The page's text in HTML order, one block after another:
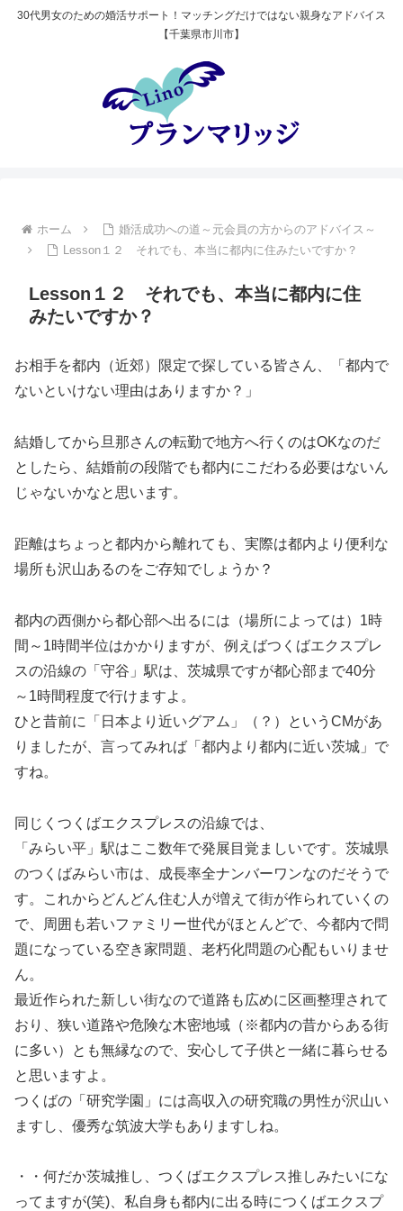
30代男女のための婚活サポート！マッチングだけではない親身なアドバイス
【千葉県市川市】
ホーム
婚活成功への道～元会員の方からのアドバイス～
Lesson１２ それでも、本当に都内に住みたいですか？
Lesson１２ それでも、本当に都内に住
みたいですか？
お相手を都内（近郊）限定で探している皆さん、「都内で
ないといけない理由はありますか？」
結婚してから旦那さんの転勤で地方へ行くのはOKなのだ
としたら、結婚前の段階でも都内にこだわる必要はないん
じゃないかなと思います。
距離はちょっと都内から離れても、実際は都内より便利な
場所も沢山あるのをご存知でしょうか？
都内の西側から都心部へ出るには（場所によっては）1時
間～1時間半位はかかりますが、例えばつくばエクスプレ
スの沿線の「守谷」駅は、茨城県ですが都心部まで40分
～1時間程度で行けますよ。
ひと昔前に「日本より近いグアム」（？）というCMがあ
りましたが、言ってみれば「都内より都内に近い茨城」で
すね。
同じくつくばエクスプレスの沿線では、
「みらい平」駅はここ数年で発展目覚ましいです。茨城県
のつくばみらい市は、成長率全ナンバーワンなのだそうで
す。これからどんどん住む人が増えて街が作られていくの
で、周囲も若いファミリー世代がほとんどで、今都内で問
題になっている空き家問題、老朽化問題の心配もいりませ
ん。
最近作られた新しい街なので道路も広めに区画整理されて
おり、狭い道路や危険な木密地域（※都内の昔からある街
に多い）とも無縁なので、安心して子供と一緒に暮らせる
と思いますよ。
つくばの「研究学園」には高収入の研究職の男性が沢山い
ますし、優秀な筑波大学もありますしね。
・・何だか茨城推し、つくばエクスプレス推しみたいにな
ってますが(笑)、私自身も都内に出る時につくばエクスプ